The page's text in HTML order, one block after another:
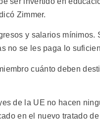
Zimmer.
y salarios mínimos.
no se les paga lo
cuánto deben
de la UE no hacen
en el nuevo tratado